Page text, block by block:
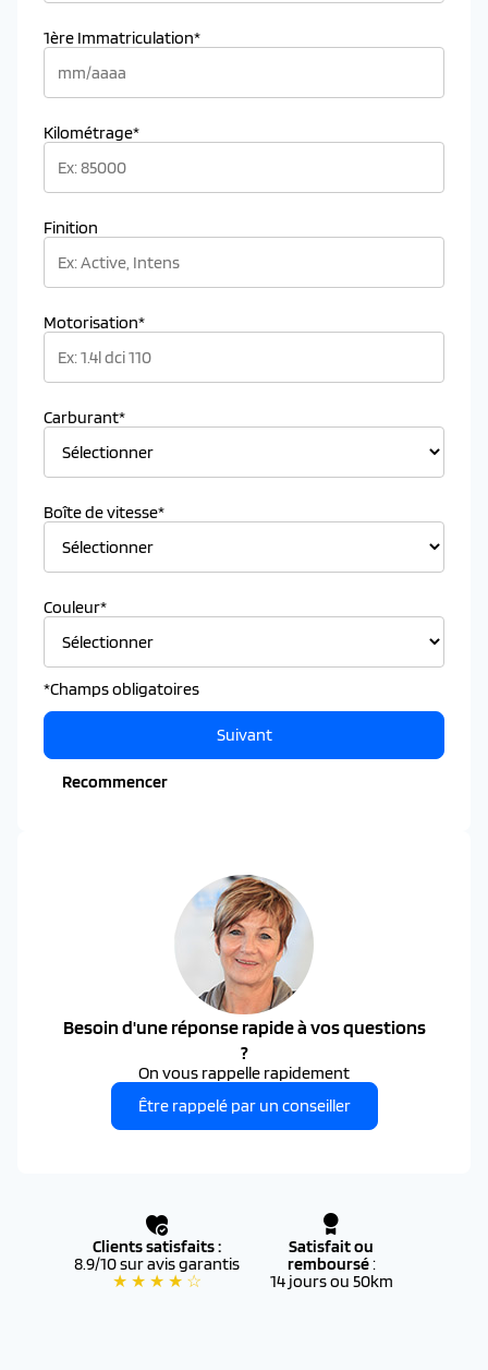
1ère Immatriculation*
Kilométrage*
Finition
Motorisation*
Carburant*
Boîte de vitesse*
Couleur*
*Champs obligatoires
Recommencer
Suivant
Besoin d'une réponse rapide à vos questions
?
On vous rappelle rapidement
Être rappelé par un conseiller
Clients satisfaits :
8.9/10 sur avis garantis
★ ★ ★ ★ ☆
Satisfait ou
remboursé:
14 jours ou 50km